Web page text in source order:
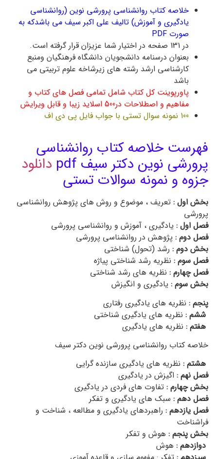
خلاصه کتاب روانشناسی پرورشی نوین (روانشناسی
یادگیری و آموزش) تالیف علی اکبر سیف می باشدکه به
صورت PDF
در 131 صفحه در اختیار شما عزیزان قرار گرفته است.
بعنوان درسنامه دانشجویان دانشگاه فرهنگیان ومنبع
کارشناسی ارشد رشته های زیرشاخه علوم تربیتی می
باشد
پاورپوینت کل کتاب شامل تمامی فصل های کتاب و
مفاهیم و اصطلاحات در500 اسلاید زیبا و قابل ویرایش
100 نمونه سوال تستی با جواب فایل پی دی اف
فهرست خلاصه کتاب روانشناسی
پرورشی نوین دکتر سیف pdf دانلود
جزوه و نمونه سوالات تستی
بخش اول : تعریف ، موضوع و روش های پژوهش روانشناسی
پرورشی
فصل اول : یادگیری ، آموزش و روانشناسی پرورشی
فصل دوم : پژوهش در روانشناسی پرورشی
بخش دوم : رشد (تحول) شناختی
فصل سوم : نظریه رشد شناختی پیاژه
فصل چهارم : نظریه های رشد شناختی
بخش سوم : یادگیری و انگیزش
پنجم : نظریه های یادگیری رفتاری
ششم : نظریه های یادگیری شناختی
هفتم : نظریه های یادگیری
خلاصه کتاب روانشناسی پرورشی نوین دکتر سیف
هشتم : نظریه های یادگیری سازنده گرایی
فصل نهم : اگیزش در یادگیری
بخش چهارم : تفاوت های فردی در یادگیری
فصل دهم : سبک های یادگیری و تفکر
فصل یازدهم : راهبردهای یادگیری و مطالعه ، شناخت و
فراشناخت
بخش پنجم : هوش و تفکر
دوازدهم : هوش